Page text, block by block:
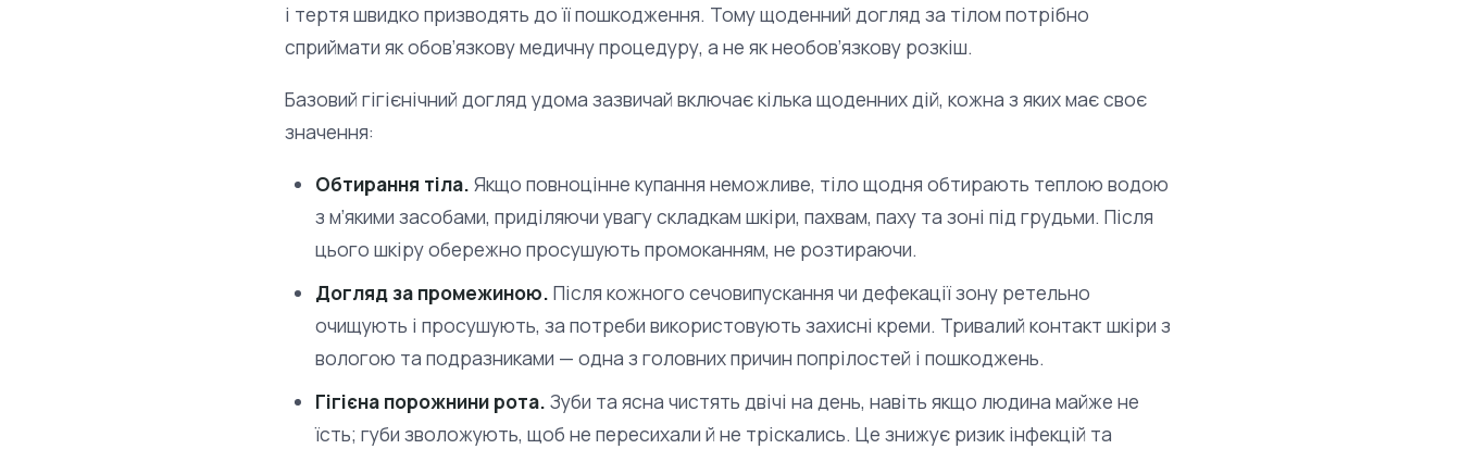
і тертя швидко призводять до її пошкодження. Тому щоденний догляд за тілом потрібно
сприймати як обов’язкову медичну процедуру, а не як необов’язкову розкіш.
Базовий гігієнічний догляд удома зазвичай включає кілька щоденних дій, кожна з яких має своє
значення:
Обтирання тіла. Якщо повноцінне купання неможливе, тіло щодня обтирають теплою водою
з м’якими засобами, приділяючи увагу складкам шкіри, пахвам, паху та зоні під грудьми. Після
цього шкіру обережно просушують промоканням, не розтираючи.
Догляд за промежиною. Після кожного сечовипускання чи дефекації зону ретельно
очищують і просушують, за потреби використовують захисні креми. Тривалий контакт шкіри з
вологою та подразниками — одна з головних причин попрілостей і пошкоджень.
Гігієна порожнини рота. Зуби та ясна чистять двічі на день, навіть якщо людина майже не
їсть; губи зволожують, щоб не пересихали й не тріскались. Це знижує ризик інфекцій та